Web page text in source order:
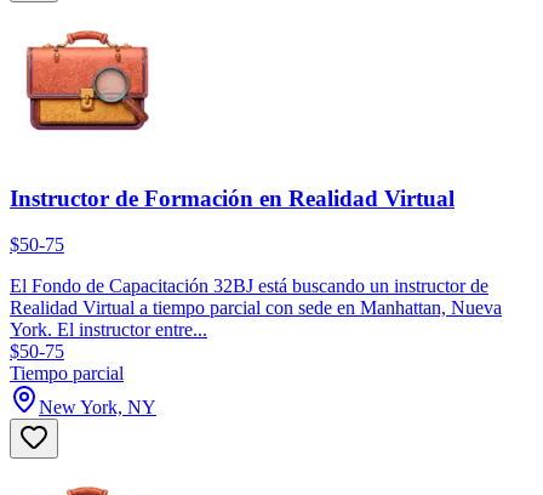
Instructor de Formación en Realidad Virtual
$50-75
El Fondo de Capacitación 32BJ está buscando un instructor de
Realidad Virtual a tiempo parcial con sede en Manhattan, Nueva
York. El instructor entre...
$50-75
Tiempo parcial
New York, NY